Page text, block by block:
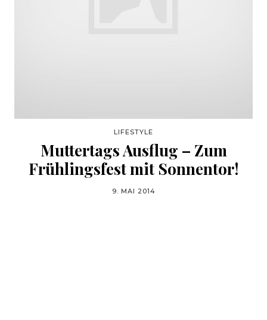
LIFESTYLE
Muttertags Ausflug – Zum
Frühlingsfest mit Sonnentor!
9. MAI 2014